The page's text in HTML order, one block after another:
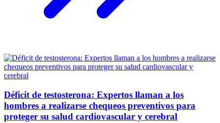
Déficit de testosterona: Expertos llaman a los
hombres a realizarse chequeos preventivos para
proteger su salud cardiovascular y cerebral